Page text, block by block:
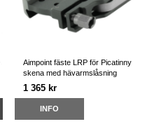
Aimpoint fäste LRP för Picatinny
skena med hävarmslåsning
1 365 kr
INFO